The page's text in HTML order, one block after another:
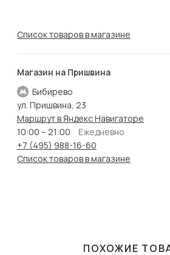
Список товаров в магазине
Магазин на Пришвина
Бибирево
ул. Пришвина, 23
Маршрут в Яндекс Навигаторе
10:00 – 21:00
Ежедневно
+7 (495) 988-16-60
Список товаров в магазине
ПОХОЖИЕ